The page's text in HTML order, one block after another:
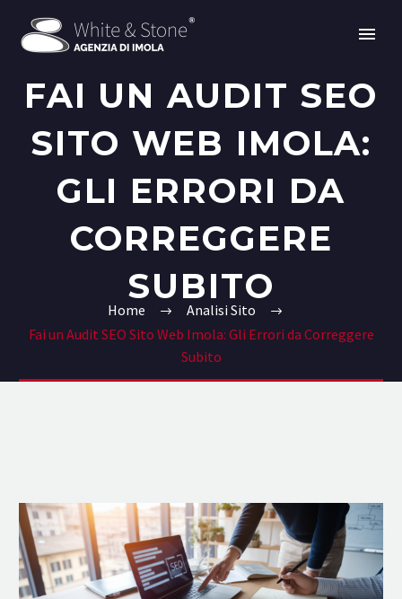
FAI UN AUDIT SEO
SITO WEB IMOLA:
GLI ERRORI DA
CORREGGERE
SUBITO
Home
Analisi Sito
Fai un Audit SEO Sito Web Imola: Gli Errori da Correggere
Subito